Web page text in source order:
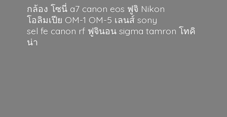
กล้อง โซนี่ a7 canon eos ฟูจิ Nikon
โอลิมเปีย OM-1 OM-5 เลนส์ sony
sel fe canon rf ฟูจินอน sigma tamron โทคิ
น่า